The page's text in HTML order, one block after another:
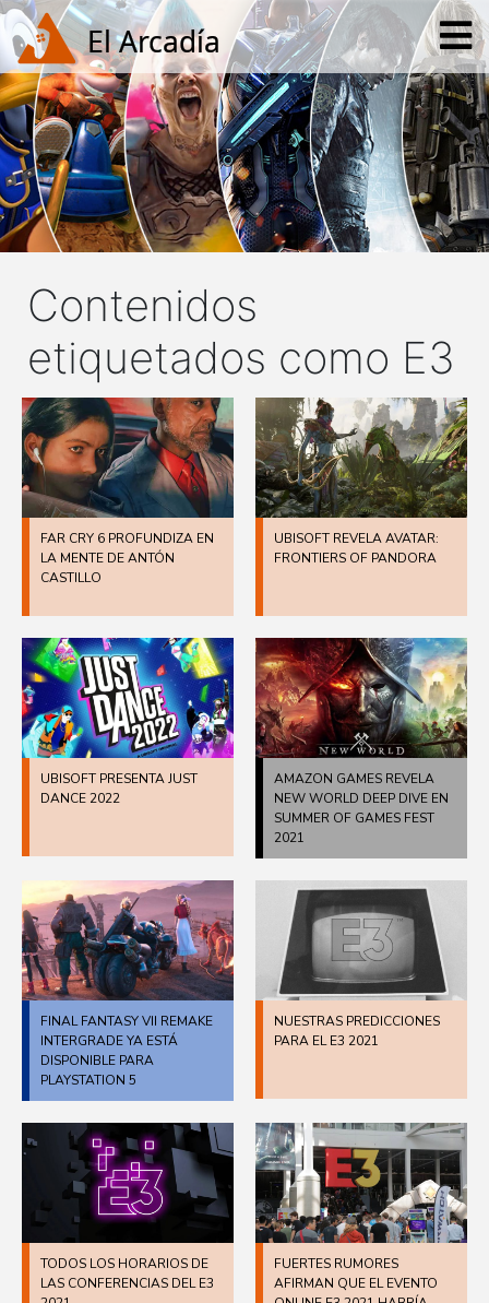
Contenidos
etiquetados como E3
FAR CRY 6 PROFUNDIZA EN
LA MENTE DE ANTÓN
CASTILLO
UBISOFT REVELA AVATAR:
FRONTIERS OF PANDORA
UBISOFT PRESENTA JUST
DANCE 2022
AMAZON GAMES REVELA
NEW WORLD DEEP DIVE EN
SUMMER OF GAMES FEST
2021
FINAL FANTASY VII REMAKE
INTERGRADE YA ESTÁ
DISPONIBLE PARA
PLAYSTATION 5
NUESTRAS PREDICCIONES
PARA EL E3 2021
TODOS LOS HORARIOS DE
LAS CONFERENCIAS DEL E3
FUERTES RUMORES
AFIRMAN QUE EL EVENTO